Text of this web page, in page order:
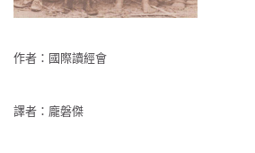
作者：國際讀經會
譯者：龐磐傑